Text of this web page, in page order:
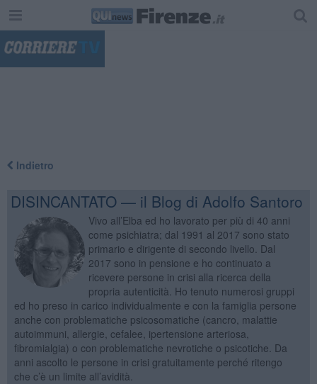
Indietro
DISINCANTATO — il Blog di Adolfo Santoro
Vivo all’Elba ed ho lavorato per più di 40 anni
come psichiatra; dal 1991 al 2017 sono stato
primario e dirigente di secondo livello. Dal
2017 sono in pensione e ho continuato a
ricevere persone in crisi alla ricerca della
propria autenticità. Ho tenuto numerosi gruppi
ed ho preso in carico individualmente e con la famiglia persone
anche con problematiche psicosomatiche (cancro, malattie
autoimmuni, allergie, cefalee, ipertensione arteriosa,
fibromialgia) o con problematiche nevrotiche o psicotiche. Da
anni ascolto le persone in crisi gratuitamente perché ritengo
che c’è un limite all’avidità.